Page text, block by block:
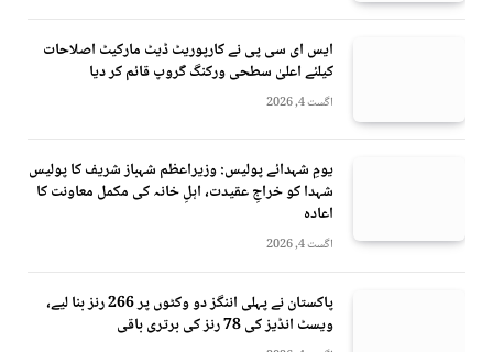
ایس ای سی پی نے کارپوریٹ ڈیٹ مارکیٹ اصلاحات
کیلئے اعلیٰ سطحی ورکنگ گروپ قائم کر دیا
اگست 4, 2026
یومِ شہدائے پولیس: وزیراعظم شہباز شریف کا پولیس
شہدا کو خراجِ عقیدت، اہلِ خانہ کی مکمل معاونت کا
اعادہ
اگست 4, 2026
پاکستان نے پہلی اننگز دو وکٹوں پر 266 رنز بنا لیے،
ویسٹ انڈیز کی 78 رنز کی برتری باقی